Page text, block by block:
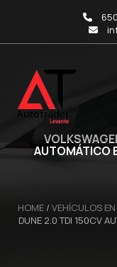
AUTOMÁTICO
HOME / VEHÍCULOS
DUNE 2.0 TDI 150CV